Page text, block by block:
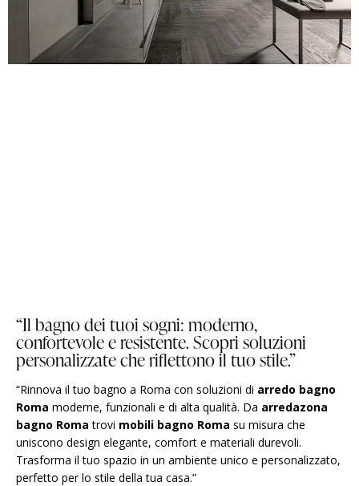
“Il bagno dei tuoi sogni: moderno,
confortevole e resistente. Scopri soluzioni
personalizzate che riflettono il tuo stile.”
“Rinnova il tuo bagno a Roma con soluzioni di arredo bagno
Roma moderne, funzionali e di alta qualità. Da arredazona
bagno Roma trovi mobili bagno Roma su misura che
uniscono design elegante, comfort e materiali durevoli.
Trasforma il tuo spazio in un ambiente unico e personalizzato,
perfetto per lo stile della tua casa.”